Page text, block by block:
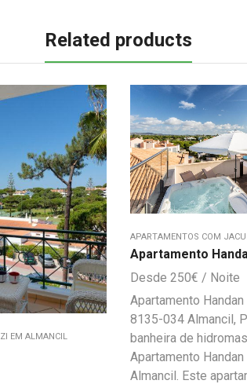
Related products
EM ALMANCIL
APARTAMENTOS COM
Apartamento
250€
Apartamento Handan
8135-034 Almancil,
banheira de
Apartamento
Almancil. Este